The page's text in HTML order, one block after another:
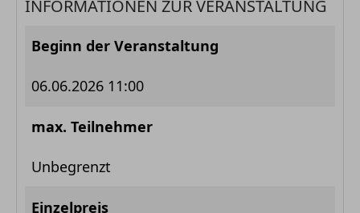
INFORMATIONEN ZUR VERANSTALTUNG
Beginn der Veranstaltung
06.06.2026 11:00
max. Teilnehmer
Unbegrenzt
Einzelpreis